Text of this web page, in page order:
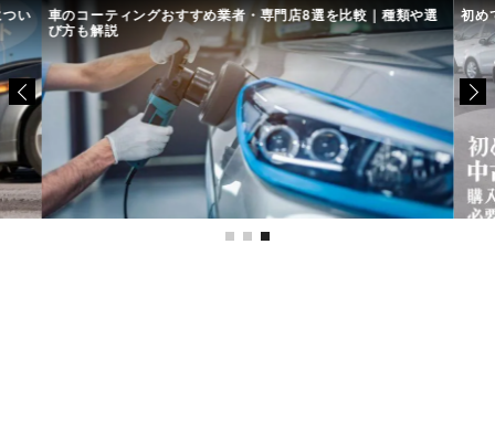
い 車のコーティングおすすめ業者・専門店8選を比較｜種類や選
び方も解説
初め